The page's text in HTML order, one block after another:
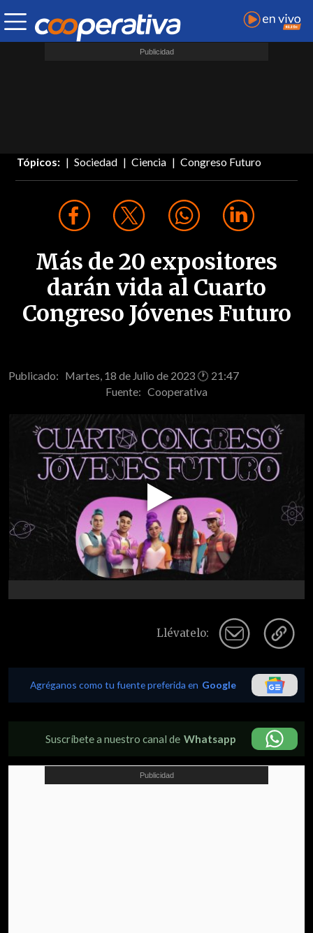
Tópicos: Sociedad Ciencia Congreso Futuro
Más de 20 expositores
darán vida al Cuarto
Congreso Jóvenes Futuro
Publicado: Martes, 18 de Julio de 2023 🕐 21:47
Fuente: Cooperativa
Play
Video
Llévatelo:
Agréganos como tu fuente preferida en Google
Suscríbete a nuestro canal de Whatsapp